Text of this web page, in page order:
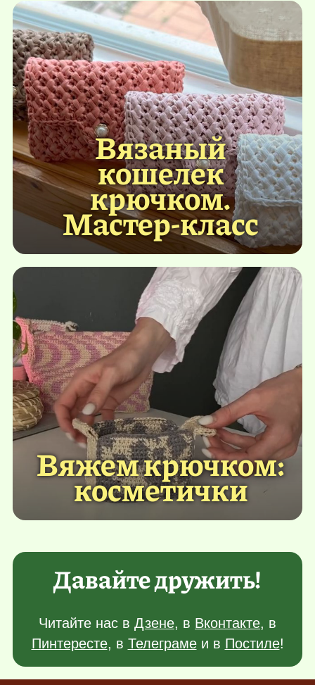
Вязаный
кошелек
крючком.
Мастер-класс
Вяжем крючком:
косметички
Давайте дружить!
Читайте нас в Дзене, в Вконтакте, в
Пинтересте, в Телеграмеи в Постиле!